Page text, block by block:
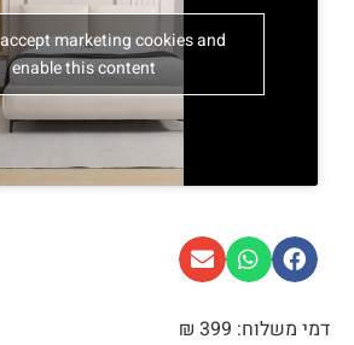
marketing cookies and
enable this content
דמי משלוח: 399 ₪